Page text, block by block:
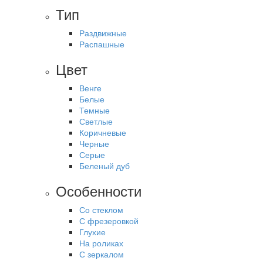
Тип
Раздвижные
Распашные
Цвет
Венге
Белые
Темные
Светлые
Коричневые
Черные
Серые
Беленый дуб
Особенности
Со стеклом
С фрезеровкой
Глухие
На роликах
С зеркалом